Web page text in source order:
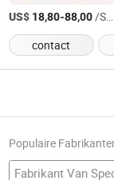
US$ 18,80-88,00/Stuk
contact
Populaire
Fabrikant Van